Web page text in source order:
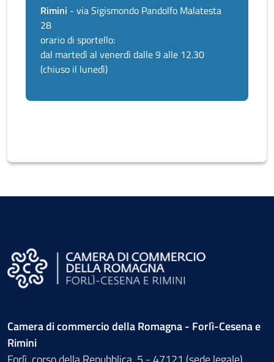
Rimini - via Sigismondo Pandolfo Malatesta
28
orario di sportello:
dal martedì al venerdì dalle 9 alle 12.30
(chiuso il lunedì)
Camera di commercio della Romagna - Forlì-Cesena e
Rimini